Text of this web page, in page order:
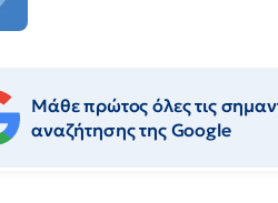
Μάθε πρώτος όλες τις
αναζήτησης της Google